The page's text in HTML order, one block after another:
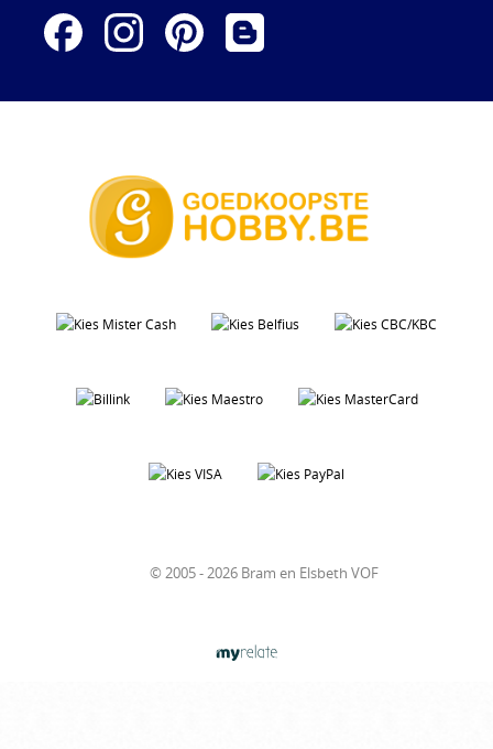
© 2005 - 2026 Bram en Elsbeth VOF